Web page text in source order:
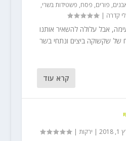
, פורים, פסח, פשטידות בשרי,
קדרה |
אבל עלולה להשאיר אותנו
של שקשוקה ביצים ונתחי בשר
קרא עוד
| ירקות|